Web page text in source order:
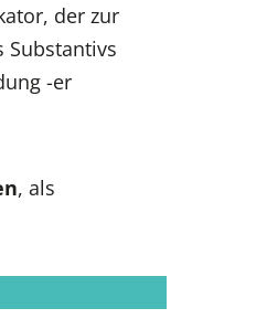
der zur
Substantivs
-er
, als